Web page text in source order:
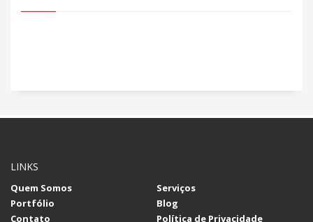
LINKS
Quem Somos
Serviços
Portfólio
Blog
Contato
Política de Privacidade